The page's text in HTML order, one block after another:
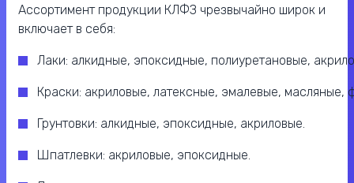
Ассортимент продукции КЛФЗ чрезвычайно широк и
включает в себя:
Лаки: алкидные, эпоксидные, полиуретановые,
Краски: акриловые, латексные, эмалевые,
Грунтовки: алкидные, эпоксидные, акриловые.
Шпатлевки: акриловые, эпоксидные.